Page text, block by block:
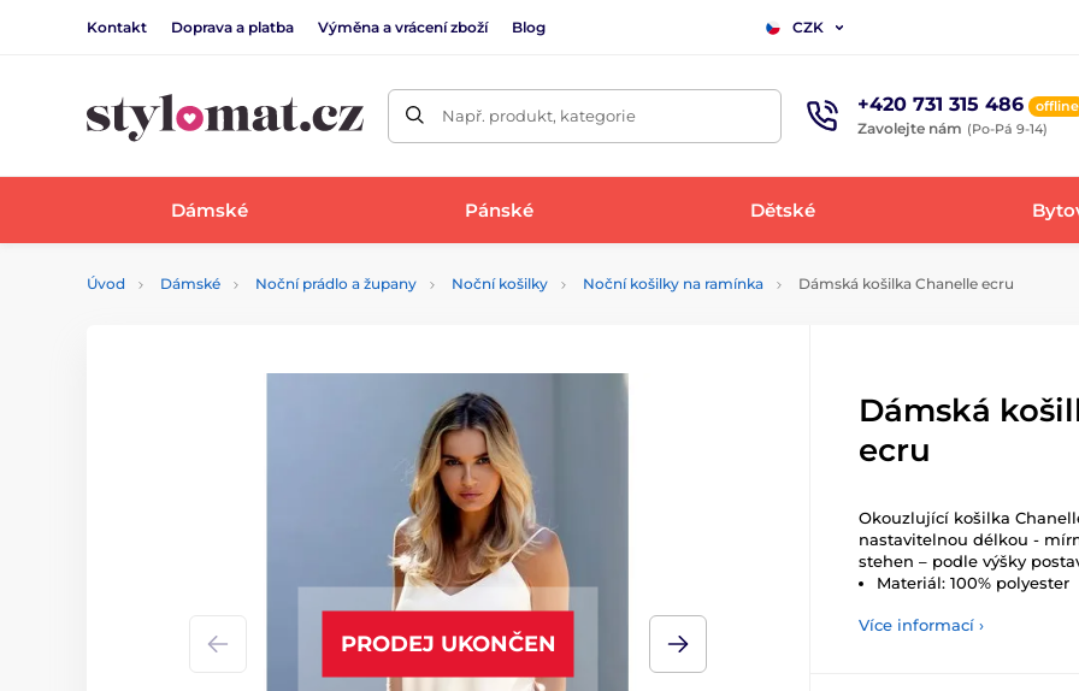
Kontakt Doprava a platba Výměna a vrácení zboží Blog CZK
Např. produkt, kategorie +420 731 315 486 offline
Zavolejte nám (Po-Pá 9-14)
Dámské Pánské Dětské
Úvod Dámské Noční prádlo a župany Noční košilky Noční košilky na ramínka Dámská košilka Chanelle ecru
PRODEJ UKONČEN
Dámská
ecru
Okouzlující košilka
nastavitelnou délkou -
stehen – podle výšky
Materiál: 100% polyester
Více informací ›